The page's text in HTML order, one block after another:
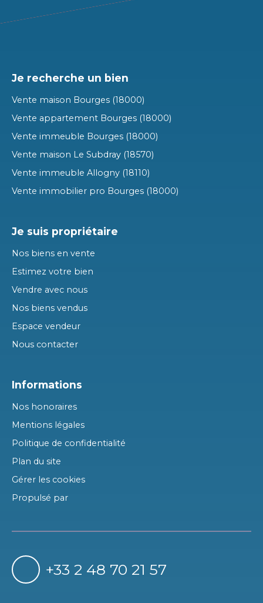
Je recherche un bien
Vente maison Bourges (18000)
Vente appartement Bourges (18000)
Vente immeuble Bourges (18000)
Vente maison Le Subdray (18570)
Vente immeuble Allogny (18110)
Vente immobilier pro Bourges (18000)
Je suis propriétaire
Nos biens en vente
Estimez votre bien
Vendre avec nous
Nos biens vendus
Espace vendeur
Nous contacter
Informations
Nos honoraires
Mentions légales
Politique de confidentialité
Plan du site
Gérer les cookies
Propulsé par
+33 2 48 70 21 57